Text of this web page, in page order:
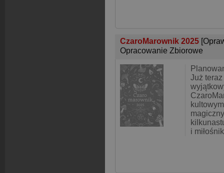
CzaroMarownik 2025
Opracowanie Zbiorowe
Już
i